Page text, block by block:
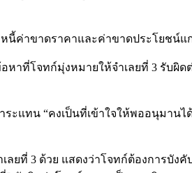
หนี้ค่าขาดราคาและค่าขาดประโยชน์แ
ที่โจทก์มุ่งหมายให้จำเลยที่ 3 รับผิดต่
ระแทน “คงเป็นที่เข้าใจให้พออนุมาน
ยที่ 3 ด้วย แสดงว่าโจทก์ต้องการบังคั